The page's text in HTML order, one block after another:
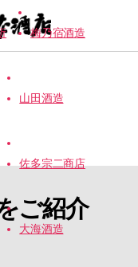
ご紹介
梅乃宿酒造
山田酒造
佐多宗二商店
大海酒造